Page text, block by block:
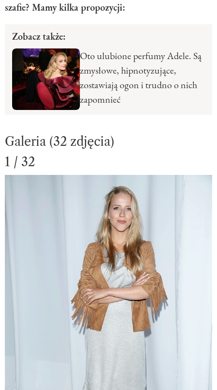
szafie? Mamy kilka propozycji:
Zobacz także:
Oto ulubione perfumy Adele. Są
zmysłowe, hipnotyzujące,
zostawiają ogon i trudno o nich
zapomnieć
Galeria (32 zdjęcia)
1 / 32